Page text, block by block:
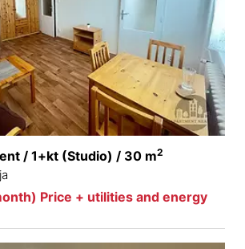
/ 1+kt (Studio) / 30 m2
Price + utilities and energy